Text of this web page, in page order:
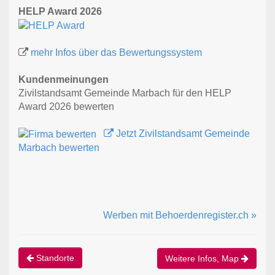
HELP Award 2026
mehr Infos über das Bewertungssystem
Kundenmeinungen
Zivilstandsamt Gemeinde Marbach für den HELP
Award 2026 bewerten
Jetzt Zivilstandsamt Gemeinde
Marbach bewerten
Werben mit Behoerdenregister.ch »
Standorte Weitere Infos, Map